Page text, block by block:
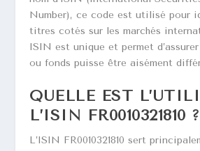
Number), ce code est utilisé pour
titres cotés sur les marchés
ISIN est unique et permet
ou fonds puisse être aisément
QUELLE EST
L’ISIN FR0010321810 ?
L’ISIN FR0010321810 sert